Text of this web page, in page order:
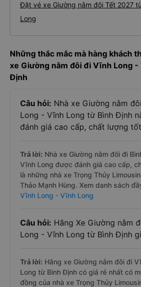
Đặt vé xe Giường nằm đôi Tết 2027
Long
Những thắc mắc mà hàng khách
xe Giường nằm đôi đi Vĩnh Long
Định
Câu hỏi: Nhà xe Giường nằm
Long - Vĩnh Long từ Bình Định
đánh giá cao cấp, chất lượng
Trả lời: Nhà xe Giường nằm đôi đi
Vĩnh Long được đánh giá cao cấp,
là những nhà xe Trọng Thủy
Thảo Mạnh Hùng. Xem danh sách
Vĩnh Long - Vĩnh Long
Câu hỏi: Hãng Xe Giường nằm
Long - Vĩnh Long từ Bình Định
Trả lời: Hãng xe Giường nằm đôi đi
Long từ Bình Định có giá rẻ nhất có
đồng của nhà xe Trọng Thủy